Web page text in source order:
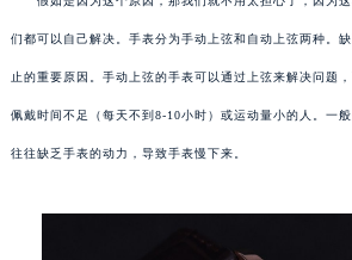
们都可以自己解决。手表分为手动上弦和自动上弦两种。
止的重要原因。手动上弦的手表可以通过上弦来解决问题
佩戴时间不足（每天不到8-10小时）或运动量小的人。一
往往缺乏手表的动力，导致手表慢下来。